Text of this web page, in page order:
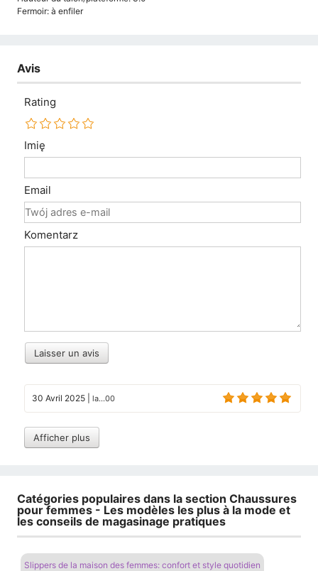
Fermoir: à enfiler
Avis
Rating
Imię
Email
Komentarz
Laisser un avis
30 Avril 2025 la...00
Afficher plus
Catégories populaires dans la section Chaussures
pour femmes - Les modèles les plus à la mode et
les conseils de magasinage pratiques
Slippers de la maison des femmes: confort et style quotidien